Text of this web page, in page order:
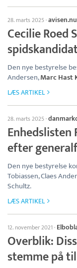
28. marts 2025·avisen.nu
Cecilie Roed
Den nye bestyrelse
Andersen,Marc Hast
LÆS ARTIKEL
28. marts 2025·
efter
Den nye bestyrelse
Tobiassen, Claes
Schultz.
LÆS ARTIKEL
12. november 2021·
Overblik:
stemme på